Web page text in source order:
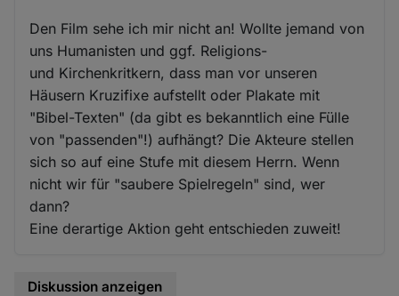
Den Film sehe ich mir nicht an! Wollte jemand von
uns Humanisten und ggf. Religions-
und Kirchenkritkern, dass man vor unseren
Häusern Kruzifixe aufstellt oder Plakate mit
"Bibel-Texten" (da gibt es bekanntlich eine Fülle
von "passenden"!) aufhängt? Die Akteure stellen
sich so auf eine Stufe mit diesem Herrn. Wenn
nicht wir für "saubere Spielregeln" sind, wer
dann?
Eine derartige Aktion geht entschieden zuweit!
Diskussion anzeigen